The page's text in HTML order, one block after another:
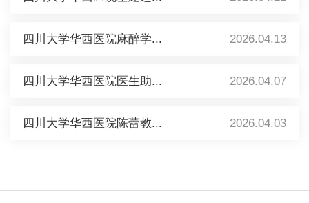
四川大学华西医院麻醉学... 2026.04.13
四川大学华西医院医生助... 2026.04.07
四川大学华西医院陈蕾教... 2026.04.03